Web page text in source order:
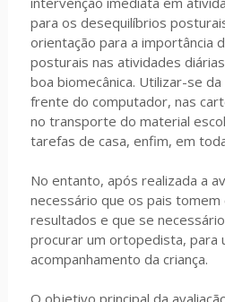
para os desequilíbrios
orientação para a importância
posturais nas atividades
boa biomecânica. Utilizar-se
frente do computador, nas
no transporte do material
tarefas de casa, enfim, em
No entanto, após realizada a
necessário que os pais tomem
resultados e que se
procurar um ortopedista, para
acompanhamento da criança.
O objetivo principal da